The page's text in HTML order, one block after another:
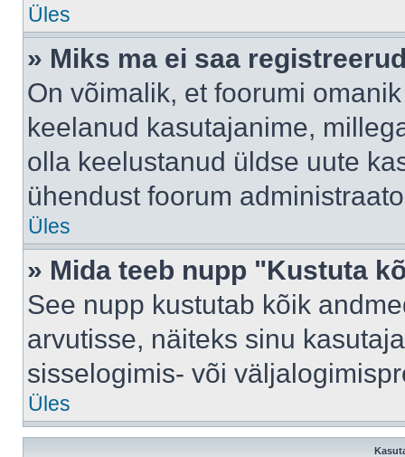
Üles
» Miks ma ei saa
On võimalik, et foorumi
keelanud kasutajanime,
olla keelustanud üldse uute
ühendust foorum
Üles
» Mida teeb nupp "Kustuta
See nupp kustutab kõik
arvutisse, näiteks sinu
sisselogimis- või
Üles